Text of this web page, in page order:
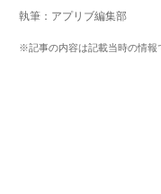
り添える記事を
執筆：アプリブ編集部
※記事の内容は記載当時の情報